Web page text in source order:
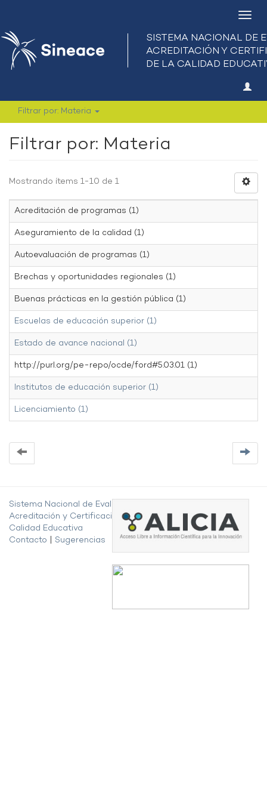
Filtrar por: Materia
Filtrar por: Materia
Mostrando ítems 1-10 de 1
Acreditación de programas (1)
Aseguramiento de la calidad (1)
Autoevaluación de programas (1)
Brechas y oportunidades regionales (1)
Buenas prácticas en la gestión pública (1)
Escuelas de educación superior (1)
Estado de avance nacional (1)
http://purl.org/pe-repo/ocde/ford#5.03.01 (1)
Institutos de educación superior (1)
Licenciamiento (1)
Sistema Nacional de Evaluación,
Acreditación y Certificación de la
Calidad Educativa
Contacto
Sugerencias